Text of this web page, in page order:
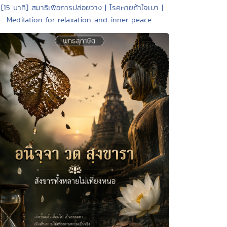
นาที] สมาธิเพื่อการปล่อยวาง | โรคหายถ้าใจเบา |
Meditation for relaxation and inner peace